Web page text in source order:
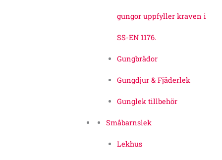
gungor uppfyller kraven i
SS-EN 1176.
Gungbrädor
Gungdjur & Fjäderlek
Gunglek tillbehör
Småbarnslek
Lekhus